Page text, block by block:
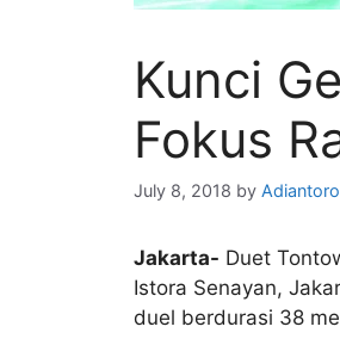
Kunci
Fokus
July 8, 2018 by Adiantoro
Jakarta- Duet
Istora Senayan,
duel berdurasi 38